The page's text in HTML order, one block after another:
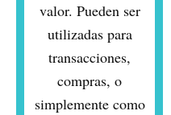
valor. Pueden ser
utilizadas para
transacciones,
compras, o
simplemente como